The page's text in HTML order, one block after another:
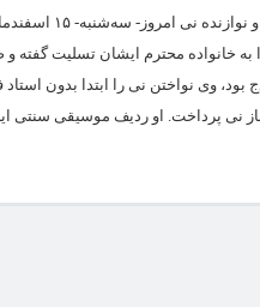
خانواده محترم ایشان تسلیت گفته
۱۲ اسفند ۱۳۳۶ در سنندج بود، وی نواختن نی
نی پرداخت. او ردیف موسیقی سنتی